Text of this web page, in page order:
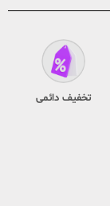
تخفیف دائمی